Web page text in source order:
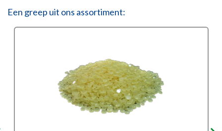
Een greep uit ons assortiment: